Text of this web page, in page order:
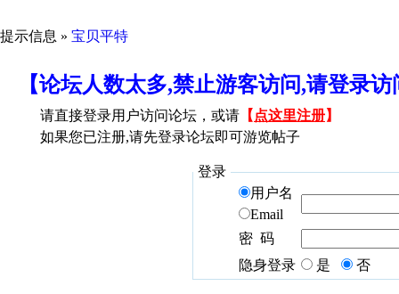
提示信息 » 宝贝平特
【论坛人数太多,禁止游客访问,请登录
请直接登录用户访问论坛，或请 【 点这里注册】
如果您已注册,请先登录论坛即可游览帖子
登录
用户名
Email
密 码
隐身登录
是 否